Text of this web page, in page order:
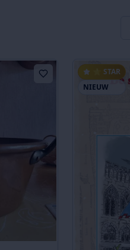
⭐ STAR
NIEUW